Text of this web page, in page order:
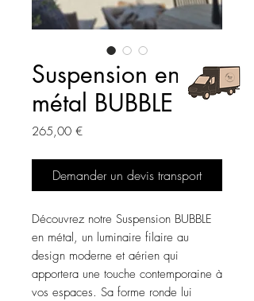
Suspension en
métal BUBBLE
265,00 €Prix
Demander un devis transport
Découvrez notre Suspension BUBBLE
en métal, un luminaire filaire au
design moderne et aérien qui
apportera une touche contemporaine à
vos espaces. Sa forme ronde lui